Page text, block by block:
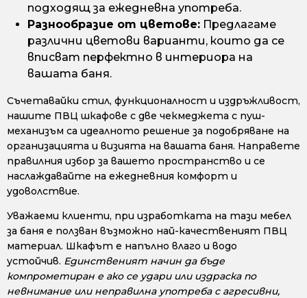
подходящ за ежедневна употреба.
Разнообразие от цветове: Предлагаме
различни цветови варианти, които да се
вписват перфектно в интериора на
вашата баня.
Съчетавайки стил, функционалност и издръжливост,
нашите ПВЦ шкафове с две чекмеджета с пуш-
механизъм са идеалното решение за подобряване на
организацията и визията на вашата баня. Направете
правилния избор за вашето пространство и се
наслаждавайте на ежедневния комфорт и
удоволствие.
Уважаеми клиенти, при изработката на тази мебел
за баня е ползван възможно най-качественият ПВЦ
материал. Шкафът е напълно влаго и водо
устойчив. Единственият начин да бъде
компрометиран е ако се удари или издраска по
невнимание или неправилна употреба с агресивни,